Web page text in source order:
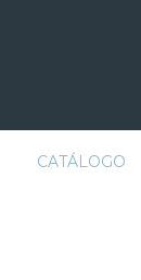
CATÁLOGO